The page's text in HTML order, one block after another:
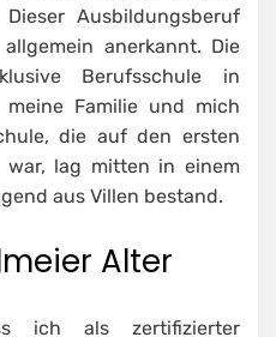
Ausbildungsberuf
anerkannt. Die
Berufsschule in
Familie und mich
die auf den ersten
lag mitten in einem
aus Villen bestand.
Alter
ich als zertifizierter